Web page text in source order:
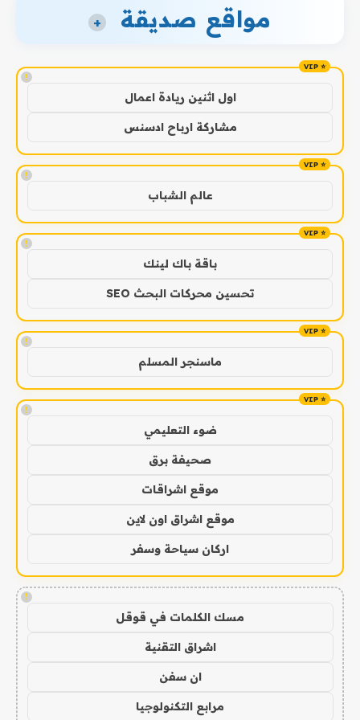
مواقع صديقة +
!
اول اثنين ريادة اعمال
مشاركة ارباح ادسنس
!
عالم الشباب
!
باقة باك لينك
تحسين محركات البحث SEO
!
ماسنجر المسلم
!
ضوء التعليمي
صحيفة برق
موقع اشراقات
موقع اشراق اون لاين
اركان سياحة وسفر
!
مسك الكلمات في قوقل
اشراق التقنية
ان سفن
مرابع التكنولوجيا